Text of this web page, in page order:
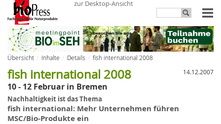
zur Desktop-Ansicht
Übersicht Inhalte Details
fish international 2008
14.12.2007
fish international 2008
10 - 12 Februar in Bremen
Nachhaltigkeit ist das Thema
fish international: Mehr Unternehmen führen
MSC/Bio-Produkte ein